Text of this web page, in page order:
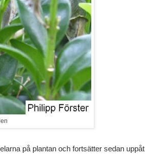
på plantan och fortsätter sedan uppåt